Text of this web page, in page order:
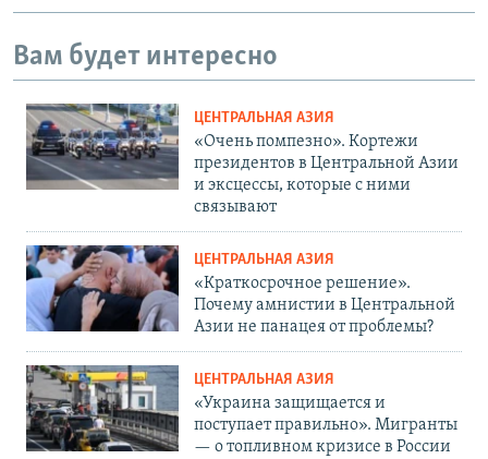
Вам будет интересно
ЦЕНТРАЛЬНАЯ АЗИЯ
«Очень помпезно». Кортежи
президентов в Центральной Азии
и эксцессы, которые с ними
связывают
ЦЕНТРАЛЬНАЯ АЗИЯ
«Краткосрочное решение».
Почему амнистии в Центральной
Азии не панацея от проблемы?
ЦЕНТРАЛЬНАЯ АЗИЯ
«Украина защищается и
поступает правильно». Мигранты
— о топливном кризисе в России